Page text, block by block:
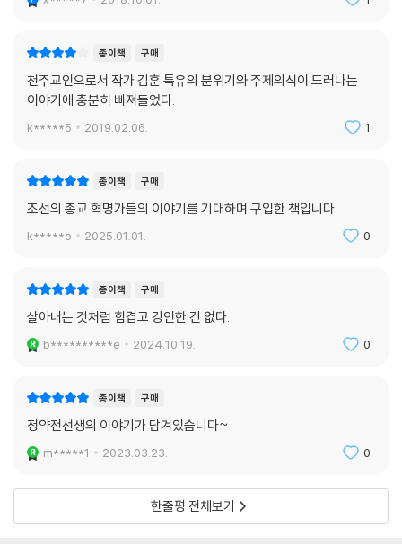
약현의 사위가 된다. 처가인 마재 정씨 집안으로부터 천주교 교리에 대해
써 고난의 길을 걷는다.
황사영은 1801년 신유박해가 터짐과 동시에 서울을 빠져 나와 충청도 제
식을 들은 그는 낙심과 의분으로 북경 교회의 구베아 주교에게 보내는 탄
고 북경으로 향하던 황심이 붙잡히고 황사영도 대역 죄인으로 능지처참의
극형에 처해진다. 이때가 그의 나이 27세였다. 이 사건으로 그의 홀어머니
는 거제도로, 부인 정명련은 제주도로, 외아들 경한은 추자도로 각각 유배
된다.
에야 비로소 빛을 본다. 뮈텔 주교는 1925년 한국 순교자 79위 시복식 때
하얀 비단에 가로 62센티미터, 세로 38센티미터 크기이며, 122줄 13,38
4자가 극세필로 깨알처럼 작고 단정하게 쓰였다. 그 내용은 대략 3부분으
박해 사실과 이때 죽은 순교자들의 약전을 기록하고, 다음에는 주문모 신
필요한 방안들을 제시하고 있다. 외세를 끌어들이려 했다는 점에서 ‘황사
영 백서’는 민족 감정에서 나오는 공격의 대상이 되어왔지만, 한편 교회의
안 된다는 입장이 일부 역사가들의 주장이기도 하다.
종이책 구매
천주교인으로서 작가 김훈 특유의 분위기와 주제의식이 드러나는
이야기에 충분히 빠져들었다.
k*****5 2019.02.06. 1
종이책 구매
조선의 종교 혁명가들의 이야기를 기대하며 구입한 책입니다.
k*****o 2025.01.01. 0
종이책 구매
살아내는 것처럼 힘겹고 강인한 건 없다.
b**********e 2024.10.19. 0
종이책 구매
정약전선생의 이야기가 담겨있습니다~
m*****1 2023.03.23. 0
한줄평 전체보기